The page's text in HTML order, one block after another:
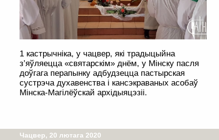
1 кастрычніка, у чацвер, які традыцыйна
з’яўляецца «святарскім» днём, у Мінску пасля
доўгага перапынку адбудзецца пастырская
сустрэча духавенства і кансэкраваных асобаў
Мінска-Магілёўскай архідыяцэзіі.
Чацвер, 20 лютага 2020